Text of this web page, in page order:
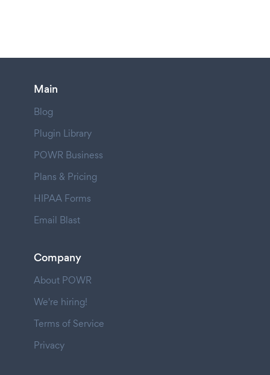
Main
Blog
Plugin Library
POWR Business
Plans & Pricing
HIPAA Forms
Email Blast
Company
About POWR
We're hiring!
Terms of Service
Privacy